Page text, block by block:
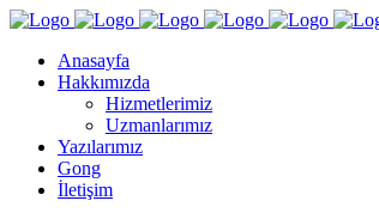
Anasayfa
Hakkımızda
Hizmetlerimiz
Uzmanlarımız
Yazılarımız
Gong
İletişim